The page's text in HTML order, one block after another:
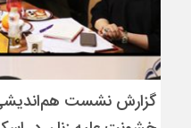
گزارش نشست